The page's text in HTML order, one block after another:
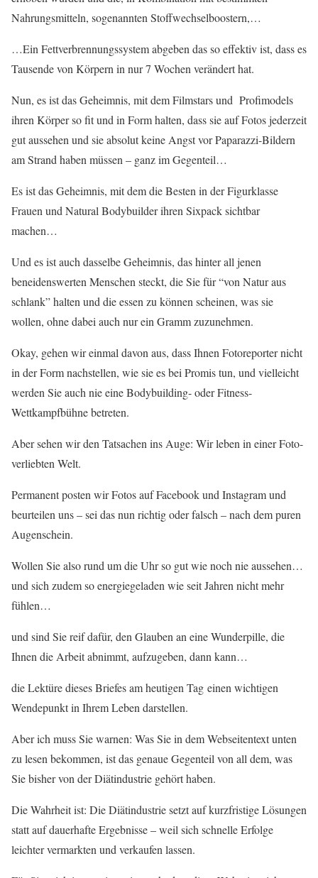
Nahrungsmitteln, sogenannten Stoffwechselboostern,…
…Ein Fettverbrennungssystem abgeben das so effektiv ist, dass es
Tausende von Körpern in nur 7 Wochen verändert hat.
Nun, es ist das Geheimnis, mit dem Filmstars und Profimodels
ihren Körper so fit und in Form halten, dass sie auf Fotos jederzeit
gut aussehen und sie absolut keine Angst vor Paparazzi-Bildern
am Strand haben müssen – ganz im Gegenteil…
Es ist das Geheimnis, mit dem die Besten in der Figurklasse
Frauen und Natural Bodybuilder ihren Sixpack sichtbar
machen…
Und es ist auch dasselbe Geheimnis, das hinter all jenen
beneidenswerten Menschen steckt, die Sie für “von Natur aus
schlank” halten und die essen zu können scheinen, was sie
wollen, ohne dabei auch nur ein Gramm zuzunehmen.
Okay, gehen wir einmal davon aus, dass Ihnen Fotoreporter nicht
in der Form nachstellen, wie sie es bei Promis tun, und vielleicht
werden Sie auch nie eine Bodybuilding- oder Fitness-
Wettkampfbühne betreten.
Aber sehen wir den Tatsachen ins Auge: Wir leben in einer Foto-
verliebten Welt.
Permanent posten wir Fotos auf Facebook und Instagram und
beurteilen uns – sei das nun richtig oder falsch – nach dem puren
Augenschein.
Wollen Sie also rund um die Uhr so gut wie noch nie aussehen…
und sich zudem so energiegeladen wie seit Jahren nicht mehr
fühlen…
und sind Sie reif dafür, den Glauben an eine Wunderpille, die
Ihnen die Arbeit abnimmt, aufzugeben, dann kann…
die Lektüre dieses Briefes am heutigen Tag einen wichtigen
Wendepunkt in Ihrem Leben darstellen.
Aber ich muss Sie warnen: Was Sie in dem Webseitentext unten
zu lesen bekommen, ist das genaue Gegenteil von all dem, was
Sie bisher von der Diätindustrie gehört haben.
Die Wahrheit ist: Die Diätindustrie setzt auf kurzfristige Lösungen
statt auf dauerhafte Ergebnisse – weil sich schnelle Erfolge
leichter vermarkten und verkaufen lassen.